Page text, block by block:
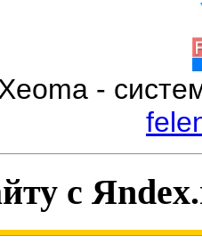
-
с